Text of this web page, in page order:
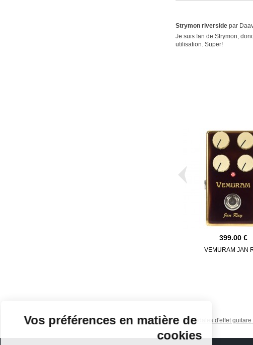
Vos préférences en matière de
cookies
Strymon riverside par
Je suis fan de Strymon,
utilisation. Super!
399.00
VEMURAM JAN
Pédales d'effet guitare